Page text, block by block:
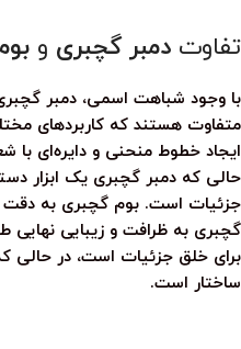
تفاوت دمبر گچبری و
با وجود شباهت اسمی، دمبر
متفاوت هستند که کاربردهای
ایجاد خطوط منحنی و دایره‌ای
حالی که دمبر گچبری یک ابزار
جزئیات است. بوم گچبری به
گچبری به ظرافت و زیبایی نهایی
برای خلق جزئیات است، در حالی
ساختار است.